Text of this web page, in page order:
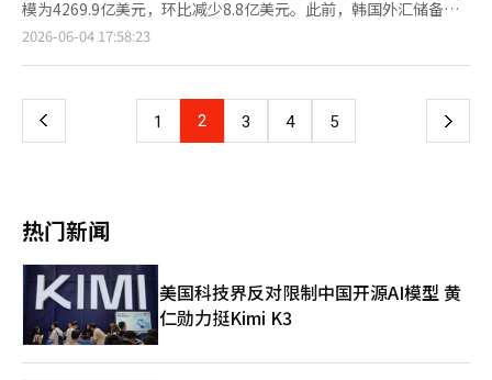
内，韩元和新台币同时进入强势阶段的可能性也不能排除。现在是
改变汇率结构的时候了。金融当局也在密切关注这一现象。韩国银
行最近评估韩元相对于经济基本面过度贬值，表示在必要时将采取
构性应对。首先，必须整顿制度，使海外赚取的收益能够与国内投
资和就业相连接。其次，需持续推进资本市场的现代化，以便全球
投资者能够更长远地看待韩国市场。第三，需进一步扩大韩元国际
信号，而是韩国经济进入新阶段过程中出现的过渡现象。过去，韩
业的核心供应链，正在将美元作为全球资产进行运作。FT所说的
DRAM美元现象，或许是韩国经济向发达国家结构转型的又一迹
象。重要的是，不仅要将这一巨大的AI半导体繁荣视为简单的出口
业绩，更要将其与国家竞争力和国民收入的提升相结合。这才是韩
代财富分配机制的深层矛盾。当技术红利加速向资本与高技能劳动
者集中，如何构建更具包容性的分配体系，已不再只是企业的内部
议题，而是韩国社会亟待正视的结构性挑战。
能（AI）系统翻译与编辑。
在物价应对上滞后的认知，仅仅暗示加息的可能性不足以成为日元
升值的因素。 在海外投资者中，积极买入日元的气氛也较为薄
元汇率预期下调5日元至每美元152日元。英国LSEG统计的约40家
证券公司的预期中位数也为2026年末每美元154日元，市场普遍认
为日元将会升值。然而，《日本经济新闻》表示，投资者对日元买
可能性反而在某种程度上助长了日元贬值。由于干预的可能性，投
机者难以公开进行日元卖出，但日本的进口企业和投资海外股票的
长期投资者却无法等待日元反弹，提前开始买入美元。在汇率波动
性较低的情况下，利用利差进行日元套利交易的情况也容易扩大。
借入低利率货币日元投资高利率货币或风险资产的趋势再次加大了
日元贬值的压力。根据美国商品期货交易委员会（CFTC）的数
据，截至5月26日，被归类为投机者的非商业部门日元净卖出为11
机或卷入战争，而是与韩国保持强有力的务实关系。” 在伊朗问
题上，鲁比奥将制裁缓解的条件与核问题挂钩。据路透社等媒体报
道，鲁比奥在前一天的参议院外交委员会听证会上否认了“美国以
示：“要考虑制裁的缓解，伊朗必须放弃高浓缩铀和核活动。”
鲁比奥指出：“伊朗因高浓缩铀和核活动而受到制裁。如果伊朗放
弃这些并履行协议，那么将会有相应的制裁缓解。”他表示，霍尔
相关协议将提交国会。” 鲁比奥还对伊朗的军事和经济状况进行
军、空军、防空系统以及导弹和无人机发射能力遭受了重大打
击。”他指出，伊朗在经济上也面临超通货膨胀、货币贬值和财政
压力。※ 本报道经人工智能（AI）系统翻译与编辑。
来私人市场将发挥更大作用。 整体行业预计，在未来五年内，数
据中心、电力和计算相关的总支出可能达到7.6万亿美元。高盛表
示：“数据中心的私人建设在过去几年中显著加速”，并预测数据
中心建设将成为“数年的投资周期”。 投资者对科技公司在AI基础
足够的收益仍存在不确定性。 然而，主要科技公司目前并没有减
缓AI支出的迹象。高盛指出，这四家公司根据最新指导方针计划在
模为4269.9亿美元，环比减少8.8亿美元。此前，韩国外汇储备在
去年12月和今年1月连续两个月下滑，2月虽有所回升，但受中东
次则再度转为下降。 央行方面表示，外汇储备下滑归因于监管部
作。受中东局势持续紧张、外资净抛售韩国股票影响，韩元兑美元
汇率自上月15日起跌破1500关口。 从资产构成来看，有价证券环
变。 截至4月底，韩国外汇储备规模为4279亿美元，维持全球第
12位。按国家和地区划分，中国大陆以3.4105万亿美元位居全球
第一，其后依次为日本（1.3830万亿美元）、瑞士（1.0823万亿美
元）、俄罗斯（7587亿美元）、印度（6907亿美元）、中国台湾
（6025亿美元）、德国（5992亿美元）、沙特阿拉伯（4948亿美
元）、意大利（4561亿美元）、法国（4494亿美元）和中国香港
（4421亿美元）。
2026-06-04 17:58:23
上
页
1 2 3 4 5 下
热门新闻
美国科技界反对限制中国开源AI模型 黄
仁勋力挺Kimi K3